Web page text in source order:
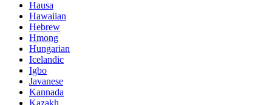
Hausa
Hawaiian
Hebrew
Hmong
Hungarian
Icelandic
Igbo
Javanese
Kannada
Kazakh